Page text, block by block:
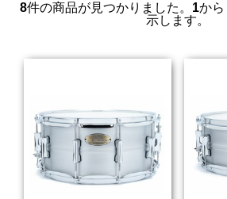
8件の商品が見つかりました。 1から
示します。